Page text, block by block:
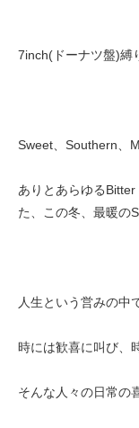
7inch(ドーナツ盤)縛
Sweet、Southern、
ありとあらゆる
た、この冬、最暖の
人生という営みの中
時には歓喜に叫び、
そんな人々の日常の